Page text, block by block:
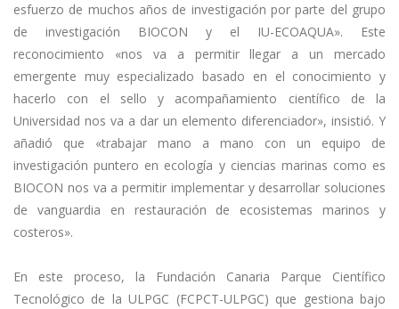
esfuerzo de muchos años de investigación por parte del grupo
de investigación BIOCON y el IU-ECOAQUA». Este
reconocimiento «nos va a permitir llegar a un mercado
emergente muy especializado basado en el conocimiento y
hacerlo con el sello y acompañamiento científico de la
Universidad nos va a dar un elemento diferenciador», insistió. Y
añadió que «trabajar mano a mano con un equipo de
investigación puntero en ecología y ciencias marinas como es
BIOCON nos va a permitir implementar y desarrollar soluciones
de vanguardia en restauración de ecosistemas marinos y
costeros».
En este proceso, la Fundación Canaria Parque Científico
Tecnológico de la ULPGC (FCPCT-ULPGC) que gestiona bajo